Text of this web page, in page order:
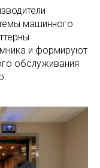
машинного
и формируют
обслуживания